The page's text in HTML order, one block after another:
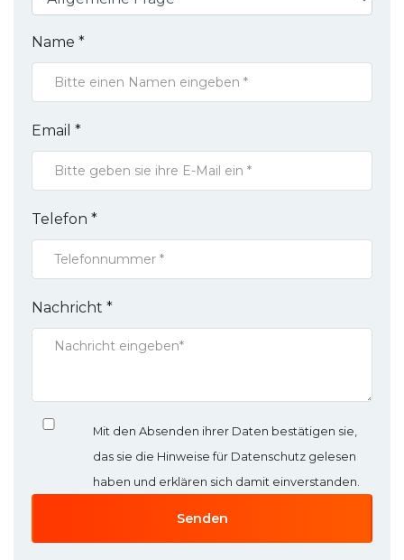
Name *
Email *
Telefon *
Nachricht *
Mit den Absenden ihrer Daten bestätigen sie,
das sie die Hinweise für Datenschutz gelesen
haben und erklären sich damit einverstanden.